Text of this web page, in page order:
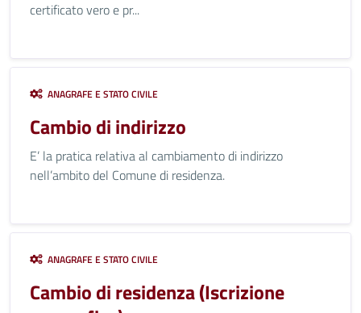
certificato vero e pr...
ANAGRAFE E STATO CIVILE
Cambio di indirizzo
E’ la pratica relativa al cambiamento di indirizzo
nell’ambito del Comune di residenza.
ANAGRAFE E STATO CIVILE
Cambio di residenza (Iscrizione